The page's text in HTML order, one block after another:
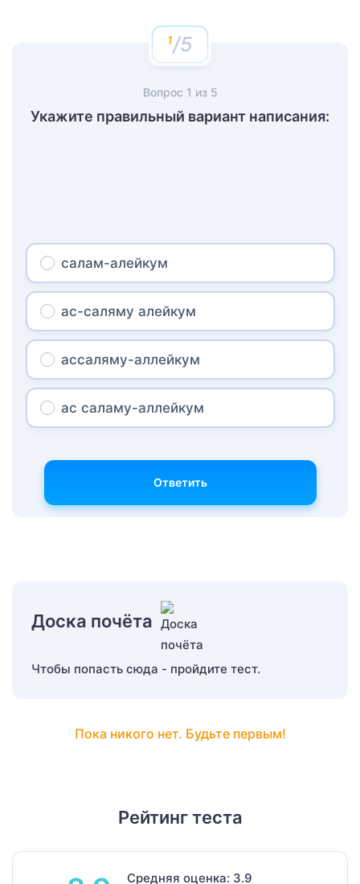
/5
Вопрос 1 из 5
Укажите правильный вариант написания:
салам-алейкум
ас-саляму алейкум
ассаляму-аллейкум
ас саламу-аллейкум
Ответить
Доска почёта
Чтобы попасть сюда - пройдите тест.
Пока никого нет. Будьте первым!
Рейтинг теста
Средняя оценка: 3.9